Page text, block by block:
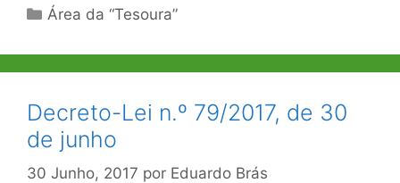
Categorias
Área da “Tesoura”
Decreto-Lei n.º 79/2017, de 30
de junho
30 Junho, 2017 por Eduardo Brás